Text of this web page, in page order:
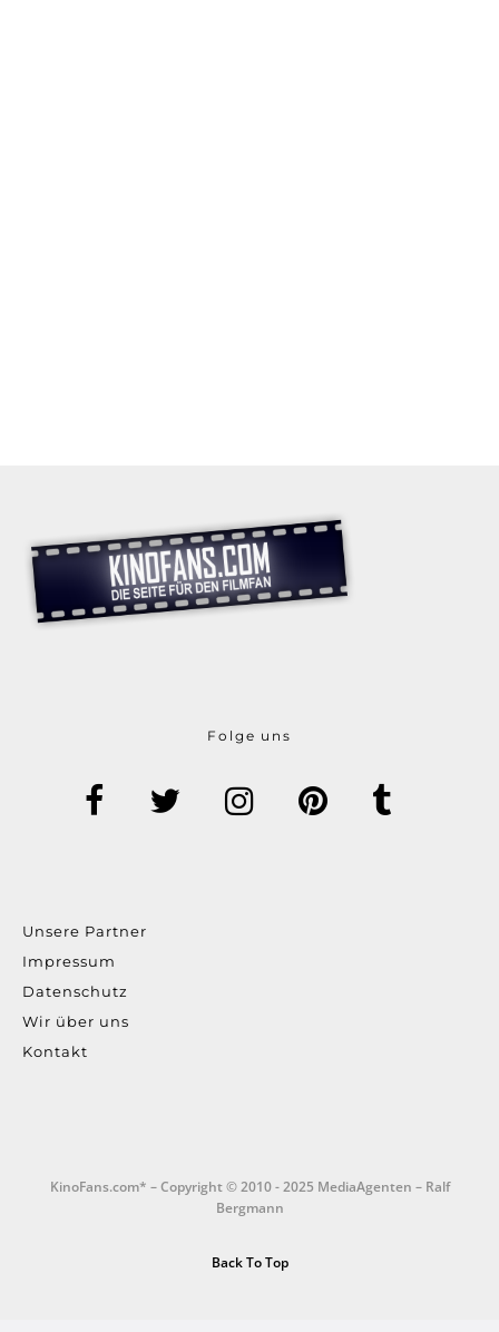
Folge uns
Unsere Partner
Impressum
Datenschutz
Wir über uns
Kontakt
KinoFans.com* – Copyright © 2010 - 2025 MediaAgenten – Ralf
Bergmann
Back To Top